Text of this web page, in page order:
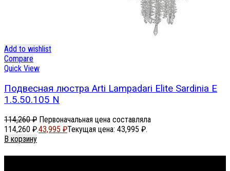
Add to wishlist
Compare
Quick View
Подвесная люстра Arti Lampadari Elite Sardinia E
1.5.50.105 N
114,260₽ Первоначальная цена составляла
114,260 ₽.43,995 ₽Текущая цена: 43,995 ₽.
В корзину